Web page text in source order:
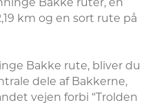
km og en sort rute på
Bakke rute, bliver du
dele af Bakkerne,
vejen forbi “Trolden